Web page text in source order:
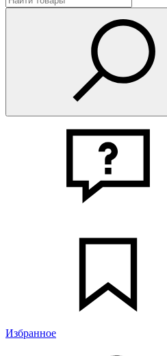
Избранное